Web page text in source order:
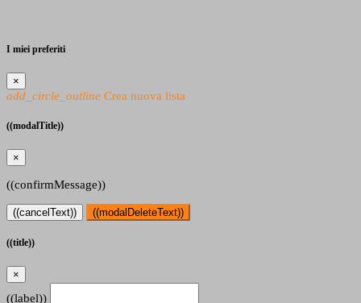
I miei preferiti
×
add_circle_outline Crea nuova lista
((modalTitle))
×
((confirmMessage))
((cancelText)) ((modalDeleteText))
((title))
×
((label))